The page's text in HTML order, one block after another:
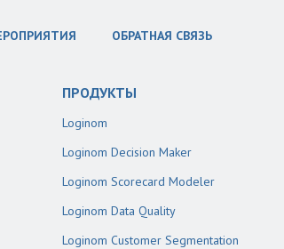
ОБРАТНАЯ СВЯЗЬ
ПРОДУКТЫ
Loginom
Loginom Decision Maker
Loginom Scorecard Modeler
Loginom Data Quality
Loginom Customer Segmentation